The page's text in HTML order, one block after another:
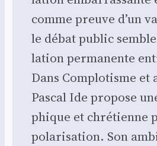
comme preuve d’un
le débat public
la­tion per­ma­nente
Dans Com­plo­tisme
Pas­cal Ide pro­pose
phique et chré­tienne
pola­ri­sa­tion. Son